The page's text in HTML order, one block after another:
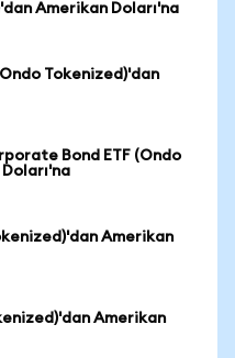
Amerikan Doları'na
Tokenized)'dan
Bond ETF (Ondo
Amerikan
Amerikan